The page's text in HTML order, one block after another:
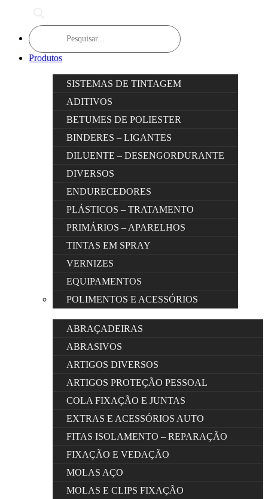
Products
search
Produtos
SISTEMAS DE TINTAGEM
ADITIVOS
BETUMES DE POLIESTER
BINDERES – LIGANTES
DILUENTE – DESENGORDURANTE
DIVERSOS
ENDURECEDORES
PLÁSTICOS – TRATAMENTO
PRIMÁRIOS – APARELHOS
TINTAS EM SPRAY
VERNIZES
EQUIPAMENTOS
POLIMENTOS E ACESSÓRIOS
ABRAÇADEIRAS
ABRASIVOS
ARTIGOS DIVERSOS
ARTIGOS PROTEÇÃO PESSOAL
COLA FIXAÇÃO E JUNTAS
EXTRAS E ACESSÓRIOS AUTO
FITAS ISOLAMENTO – REPARAÇÃO
FIXAÇÃO E VEDAÇÃO
MOLAS AÇO
MOLAS E CLIPS FIXAÇÃO